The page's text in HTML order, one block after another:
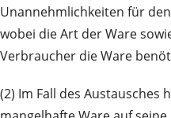
Unannehmlichkeiten für
wobei die Art der Ware
Verbraucher die Ware
(2) Im Fall des